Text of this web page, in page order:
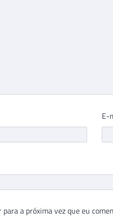
E-
a próxima vez que eu